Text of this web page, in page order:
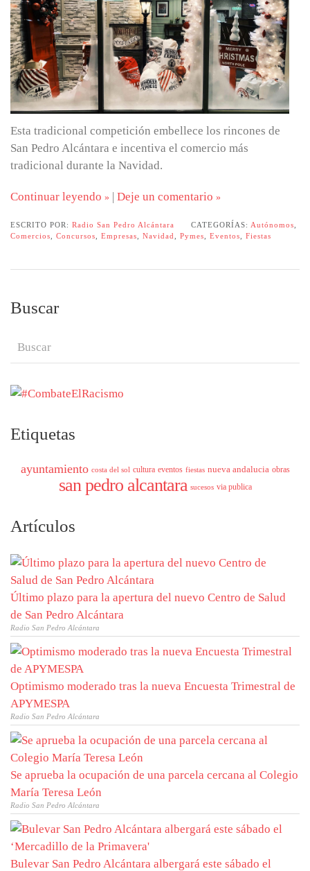
Esta tradicional competición embellece los rincones de
San Pedro Alcántara e incentiva el comercio más
tradicional durante la Navidad.
Continuar leyendo | Deje un comentario
ESCRITO POR: Radio San Pedro Alcántara CATEGORÍAS: Autónomos
Comercios
Concursos Empresas Navidad Pymes Eventos Fiestas
Buscar
Etiquetas
ayuntamiento costa del sol cultura eventos fiestas nueva andalucia obras
san pedro alcantara sucesos via publica
Artículos
Último plazo para la apertura del nuevo Centro de Salud
de San Pedro Alcántara
Radio San Pedro Alcántara
Optimismo moderado tras la nueva Encuesta Trimestral de
APYMESPA
Radio San Pedro Alcántara
Se aprueba la ocupación de una parcela cercana al Colegio
María Teresa León
Radio San Pedro Alcántara
Bulevar San Pedro Alcántara albergará este sábado el